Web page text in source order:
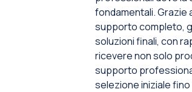
fondamentali. Grazie
supporto completo,
soluzioni finali, con
ricevere non solo
supporto
selezione iniziale